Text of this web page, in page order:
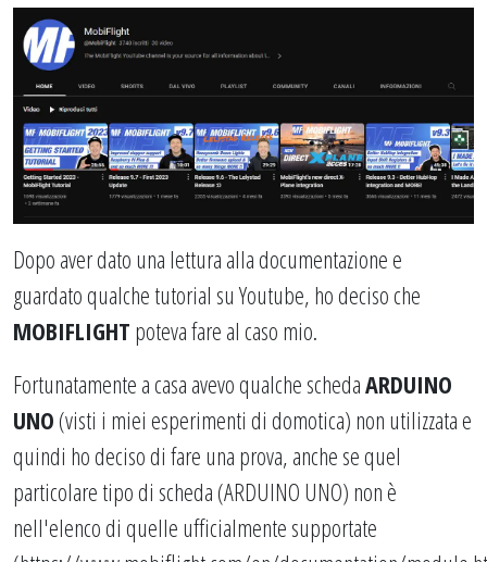
Dopo aver dato una lettura alla documentazione e
guardato qualche tutorial su Youtube, ho deciso che
MOBIFLIGHT poteva fare al caso mio.
Fortunatamente a casa avevo qualche schedaARDUINO
UNO (visti i miei esperimenti di domotica) non utilizzata e
quindi ho deciso di fare una prova, anche se quel
particolare tipo di scheda (ARDUINO UNO) non è
nell'elenco di quelle ufficialmente supportate